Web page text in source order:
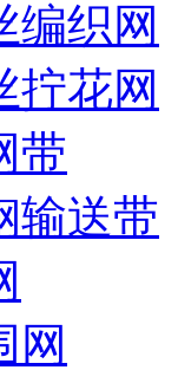
编织网
拧花网
带
输送带
网